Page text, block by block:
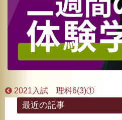
2021入試 理科6(3)①
最近の記事